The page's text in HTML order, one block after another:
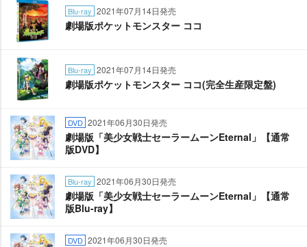
Blu-ray 2021年07月14日発売
劇場版ポケットモンスター ココ
Blu-ray 2021年07月14日発売
劇場版ポケットモンスター ココ(完全生産限定盤)
DVD 2021年06月30日発売
劇場版「美少女戦士セーラームーンEternal」【通常
版DVD】
Blu-ray 2021年06月30日発売
劇場版「美少女戦士セーラームーンEternal」【通常
版Blu-ray】
DVD 2021年06月30日発売